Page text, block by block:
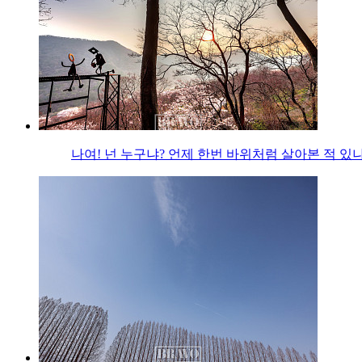
나여! 넌 누구냐? 언제 한번 바위처럼 살아본 적 있